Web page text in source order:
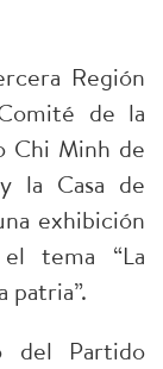
Región
de la
Chi Minh de
la Casa de
exhibición
tema “La
patria”.
del Partido